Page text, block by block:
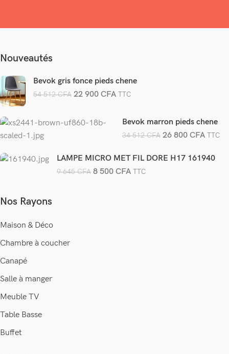
Nouveautés
Bevok gris fonce pieds chene
54 512CFA 22 900CFA TTC
Bevok marron pieds chene
34 512CFA 26 800 CFA TTC
LAMPE MICRO MET FIL DORE H17 161940
9 645CFA 8 500CFA TTC
Nos Rayons
Maison & Déco
Chambre à coucher
Canapé
Salle à manger
Meuble TV
Table Basse
Buffet